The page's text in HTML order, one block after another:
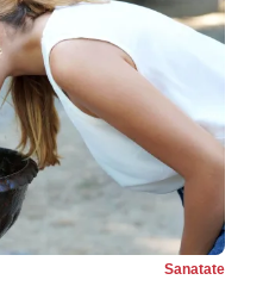
Sanatate